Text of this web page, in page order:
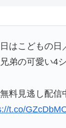
はこどもの日
弟の可愛い4
料見逃し配信
t.co/